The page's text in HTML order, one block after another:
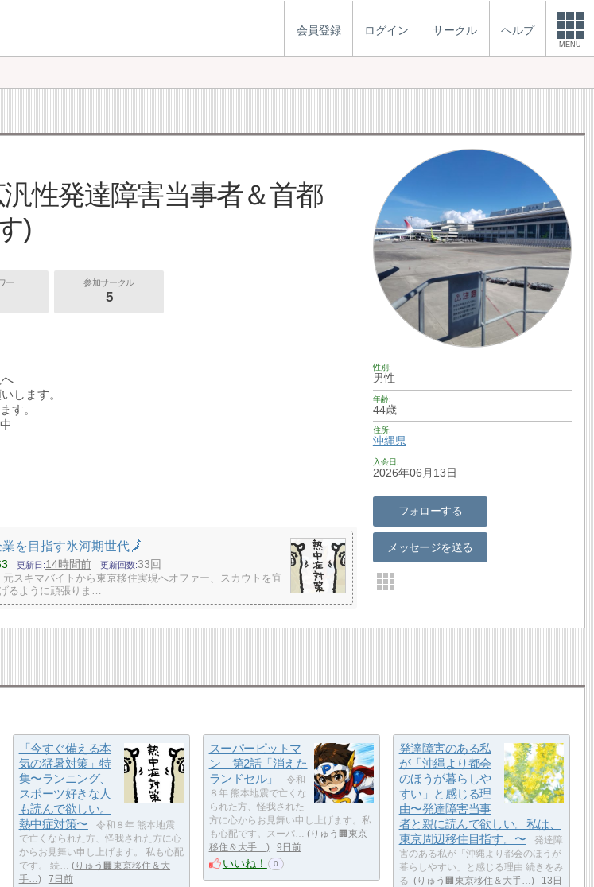
会員登録 ログイン サークル ヘルプ
MENU
性発達障害当事者＆首都
)
ー 参加サークル
5
性別
男性
年齢
44歳
住所
沖縄県
入会日
2026年06月13日
フォローする
メッセージを送る
します。
す。
を目指す氷河期世代🗾
更新日 14時間前 更新回数 33回
スキマバイトから東京移住実現へオファー、スカウトを宜
るように頑張りま…
「今すぐ備える本
気の猛暑対策」特
集〜ランニング、
スポーツ好きな人
も読んで欲しい。
熱中症対策〜
令和８年 熊本地震
で亡くなられた方、怪我された方に心
からお見舞い申し上げます。 私も心配
です。 続…
りゅう🏢東京移住＆大
手…
7日前
スーパーピットマ
ン 第2話「消えた
ランドセル」
令和
８年 熊本地震で亡くな
られた方、怪我された
方に心からお見舞い申し上げます。私
も心配です。スーパ…
りゅう🏢東京
移住＆大手…
9日前
いいね！ 0
発達障害のある私
が「沖縄より都会
のほうが暮らしや
すい」と感じる理
由〜発達障害当事
者と親に読んで欲しい。私は、
東京周辺移住目指す。〜
発達障
害のある私が「沖縄より都会のほうが
暮らしやすい」と感じる理由 続きをみ
る
りゅう🏢東京移住＆大手…
13日